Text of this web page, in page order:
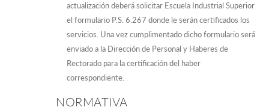
actualización deberá solicitar Escuela Industrial Superior
el formulario P.S. 6.267 donde le serán certificados los
servicios. Una vez cumplimentado dicho formulario será
enviado a la Dirección de Personal y Haberes de
Rectorado para la certificación del haber
correspondiente.
NORMATIVA